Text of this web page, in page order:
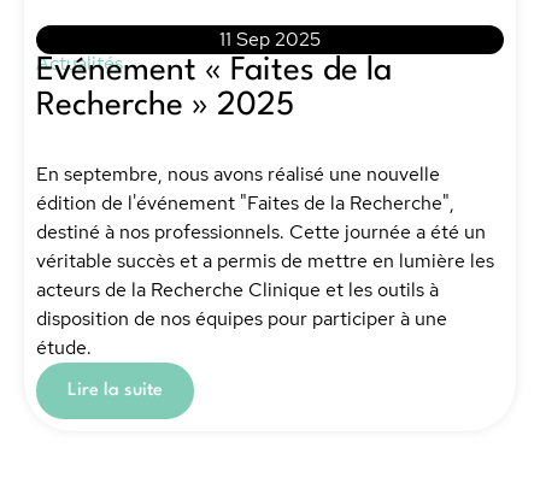
11 Sep 2025
Actualités
Evénement « Faites de la
Recherche » 2025
En septembre, nous avons réalisé une nouvelle
édition de l'événement "Faites de la Recherche",
destiné à nos professionnels. Cette journée a été un
véritable succès et a permis de mettre en lumière les
acteurs de la Recherche Clinique et les outils à
disposition de nos équipes pour participer à une
étude.
Lire la suite